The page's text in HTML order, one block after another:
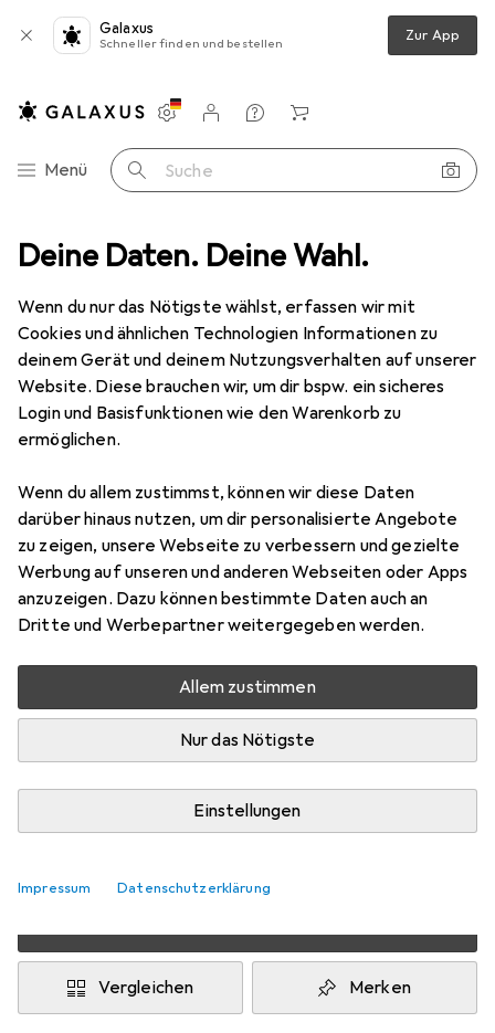
Deine Daten. Deine Wahl.
Wenn du nur das Nötigste wählst, erfassen wir mit
Cookies und ähnlichen Technologien Informationen zu
deinem Gerät und deinem Nutzungsverhalten auf unserer
Website. Diese brauchen wir, um dir bspw. ein sicheres
Login und Basisfunktionen wie den Warenkorb zu
ermöglichen.
Wenn du allem zustimmst, können wir diese Daten
darüber hinaus nutzen, um dir personalisierte Angebote
zu zeigen, unsere Webseite zu verbessern und gezielte
Werbung auf unseren und anderen Webseiten oder Apps
anzuzeigen. Dazu können bestimmte Daten auch an
Dritte und Werbepartner weitergegeben werden.
Allem zustimmen
Nur das Nötigste
Einstellungen
Impressum Datenschutzerklärung
Galaxus
Schneller finden und bestellen Zur App
Navigation nach Kategorien
Menü Suche
Einstellungen
Kundenkonto
Vergleichslisten
Merklisten
Warenkorb
de Buyer Langer Schutzschieber zu Mandoline Vantage
3 Bilder
de BuyerLanger Schutzschieber zu
Mandoline Vantage
Preis in EUR inkl. MwSt.
EUR
40,98
Schneller lieferbar
Angebot fürEUR
52,60
Zwischen Sa, 22.8. und Mi, 26.8. geliefert
Benachrichtigen, wenn schneller verfügbar
Vergleichen Merken